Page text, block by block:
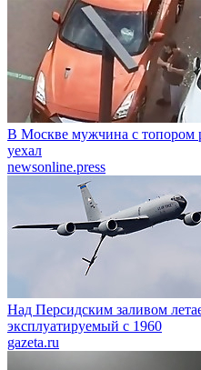
В Москве мужчина с топором
уехал
newsonline.press
Над Персидским заливом
эксплуатируемый с 1960
gazeta.ru